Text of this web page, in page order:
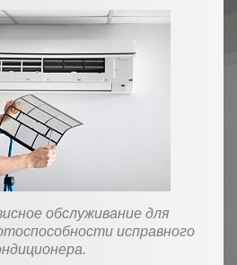
обслуживание для
исправного